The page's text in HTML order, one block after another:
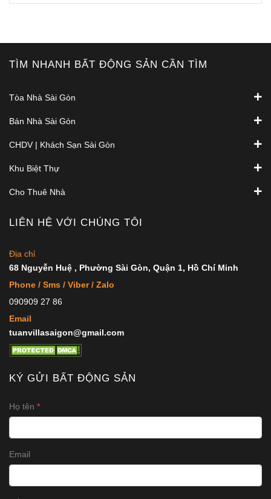
TÌM NHANH BẤT ĐỘNG SẢN CẦN TÌM
Tòa Nhà Sài Gòn
Bán Nhà Sài Gòn
CHDV | Khách Sạn Sài Gòn
Khu Biệt Thự
Cho Thuê Nhà
LIÊN HỆ VỚI CHÚNG TÔI
Địa chỉ
68 Nguyễn Huệ , Phường Sài Gòn, Quận 1, Hồ Chí Minh
Phone / Sms / Viber / Zalo
090909 27 86
Email
tuanvillasaigon@gmail.com
KÝ GỬI BẤT ĐỘNG SẢN
Họ tên
Email